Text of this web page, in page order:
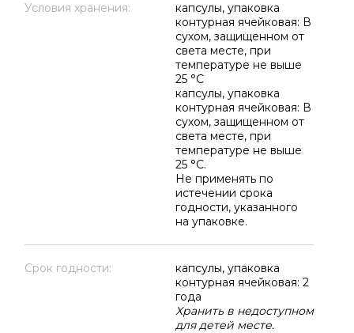
Условия хранения:
капсулы, упаковка
контурная ячейковая: В
сухом, защищенном от
света месте, при
температуре не выше
25 °C
капсулы, упаковка
контурная ячейковая: В
сухом, защищенном от
света месте, при
температуре не выше
25 °C.
Не применять по
истечении срока
годности, указанного
на упаковке.
Срок годности:
капсулы, упаковка
контурная ячейковая: 2
года
Хранить в недоступном
для детей месте.